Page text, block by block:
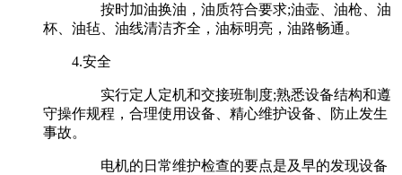
按时加油换油，油质符合要求;油壶、油枪、油
杯、油毡、油线清洁齐全，油标明亮，油路畅通。
4.安全
实行定人定机和交接班制度;熟悉设备结构和遵
守操作规程，合理使用设备、精心维护设备、防止发生
事故。
电机的日常维护检查的要点是及早的发现设备